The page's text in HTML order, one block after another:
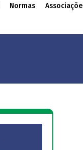
Normas